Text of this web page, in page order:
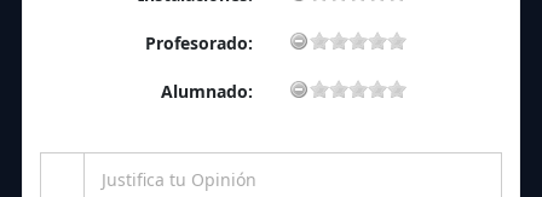
Profesorado:
Alumnado: